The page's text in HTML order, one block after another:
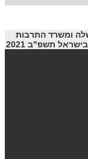
ומשרד התרבות
תשפ"ב 2021